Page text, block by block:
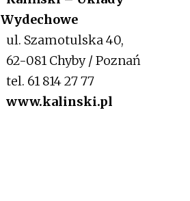
Wydechowe
ul. Szamotulska 40,
62-081 Chyby / Poznań
tel. 61 814 27 77
www.kalinski.pl